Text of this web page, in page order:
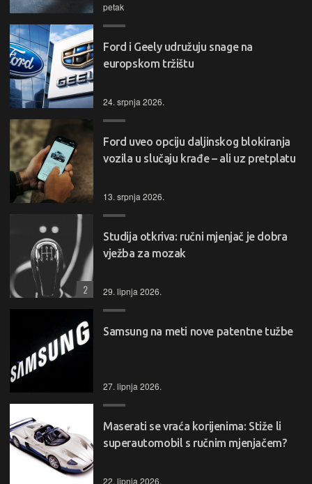
petak
Ford i Geely udružuju snage na
europskom tržištu
24. srpnja 2026.
Ford uveo opciju daljinskog blokiranja
vozila u slučaju krađe – ali uz pretplatu
13. srpnja 2026.
Studija otkriva: ručni mjenjač je dobra
vježba za mozak
29. lipnja 2026.
2
Samsung na meti nove patentne tužbe
27. lipnja 2026.
Maserati se vraća korijenima: Stiže li
superautomobil s ručnim mjenjačem?
22. lipnja 2026.